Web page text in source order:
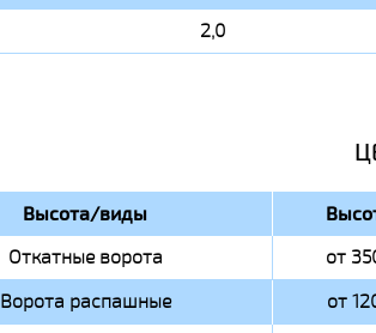
2,0
Высота/виды
Откатные ворота от
Ворота распашные
от